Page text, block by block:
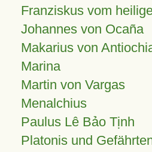
Franziskus vom
Johannes von Ocaña
Makarius von
Marina
Martin von Vargas
Menalchius
Paulus Lê Bảo Tịnh
Platonis und